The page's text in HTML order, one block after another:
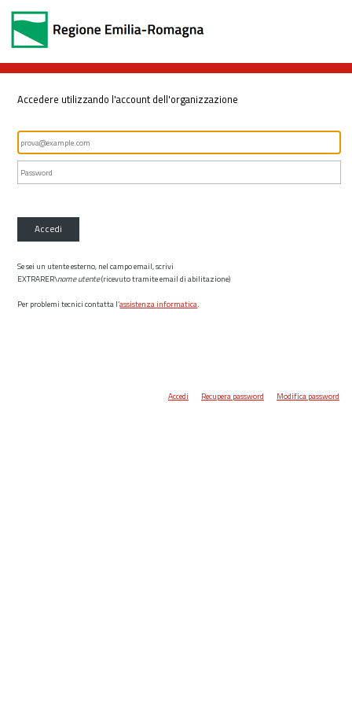
Accedere utilizzando l'account dell'organizzazione
Accedi
Se sei un utente esterno, nel campo email, scrivi
EXTRARER\nome utente(ricevuto tramite email di abilitazione)
Per problemi tecnici contatta l’assistenza informatica.
Accedi Recupera password Modifica password